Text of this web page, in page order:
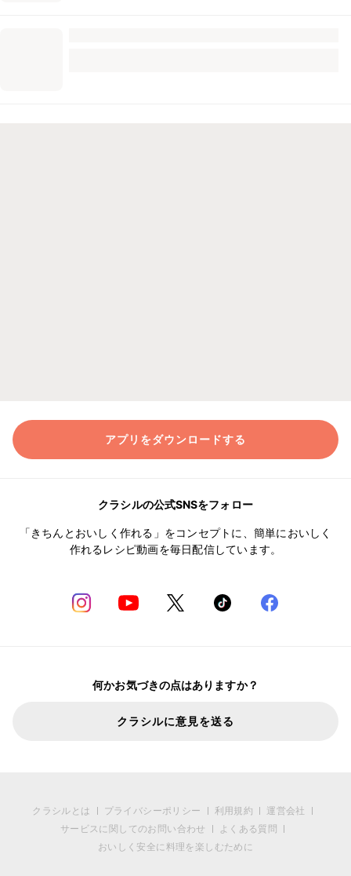
アプリをダウンロードする
クラシルの公式SNSをフォロー
「きちんとおいしく作れる」をコンセプトに、簡単においしく
作れるレシピ動画を毎日配信しています。
何かお気づきの点はありますか？
クラシルに意見を送る
クラシルとは プライバシーポリシー 利用規約
運営会社
サービスに関してのお問い合わせ
よくある質問
おいしく安全に料理を楽しむために